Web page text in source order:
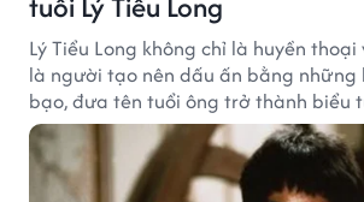
Lý Tiểu Long không chỉ là huyền
là người tạo nên dấu ấn bằng những
bạo, đưa tên tuổi ông trở thành biểu